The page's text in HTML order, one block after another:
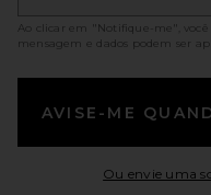
Ao clicar em "Notifique-me", você
mensagem e dados podem ser
AVISE-ME
Ou envie uma